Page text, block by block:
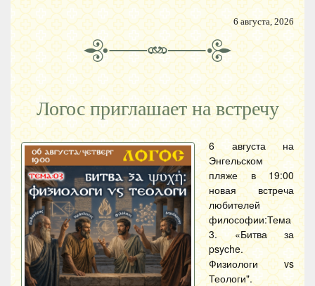
6 августа, 2026
Логос приглашает на встречу
6 августа на
Энгельском
пляже в 19:00
новая встреча
любителей
философии:Тема
3. «Битва за
psyche.
Физиологи vs
Теологи".